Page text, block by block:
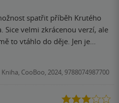
spatřit příběh Krutého
Sice velmi zkrácenou verzí, ale
to vtáhlo do děje. Jen je
vůbec by mi nevadila
popisu.. ale i
ji doporučit. ‍♂️
Kniha, CooBoo, 2024, 9788074987700